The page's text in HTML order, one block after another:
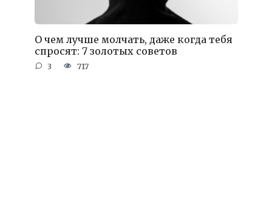
О чем лучше молчать, даже когда тебя
спросят: 7 золотых советов
3 717